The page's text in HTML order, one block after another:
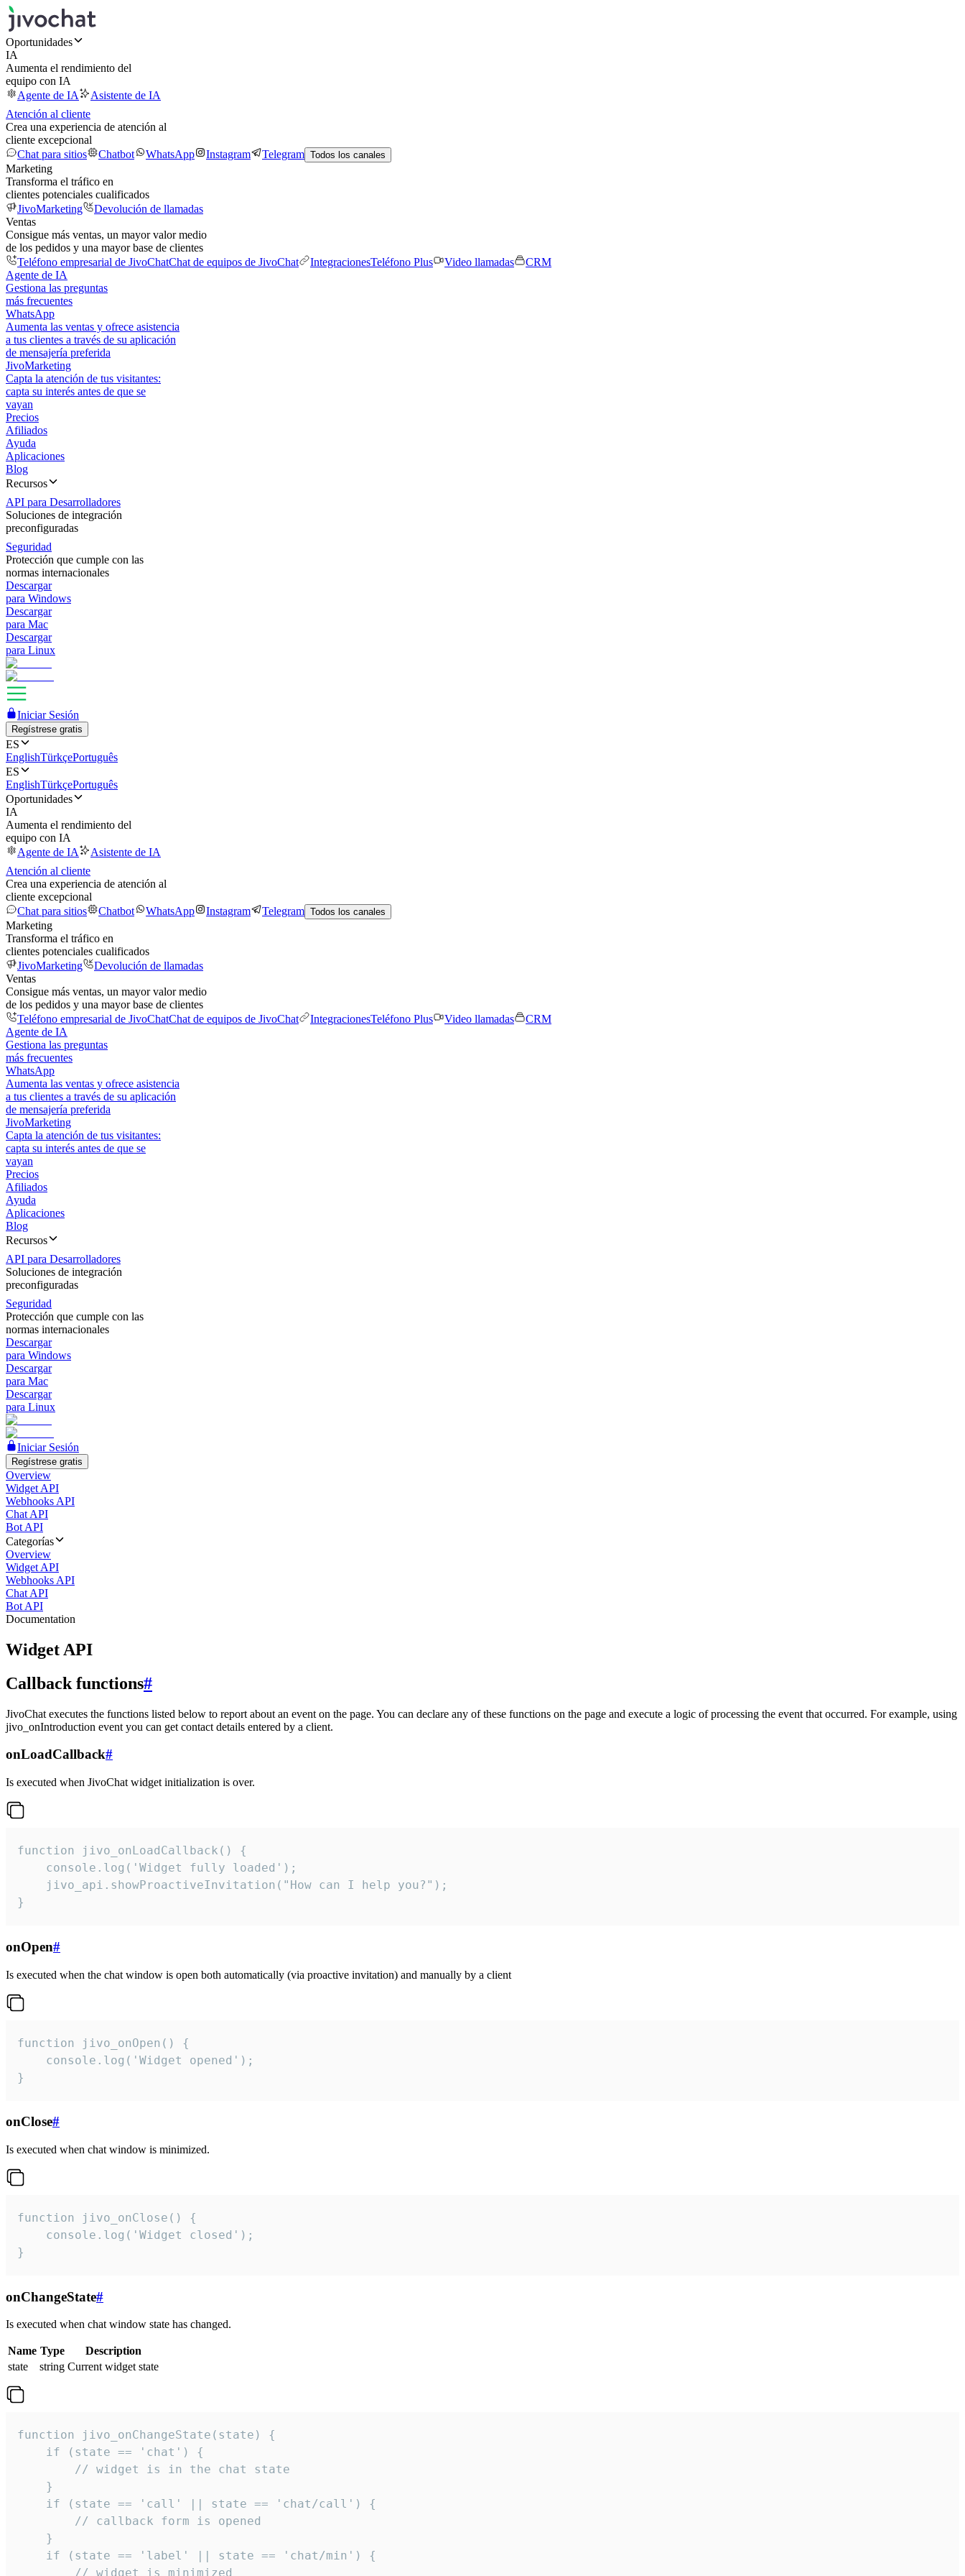
Oportunidades
IA
Aumenta el rendimiento del
equipo con IA
Agente de IA
Asistente de IA
Atención al cliente
Crea una experiencia de atención al
cliente excepcional
Chat para sitios
Chatbot WhatsApp Instagram Telegram Todos los canales
Marketing
Transforma el tráfico en
clientes potenciales cualificados
JivoMarketing
Devolución de llamadas
Ventas
Consigue más ventas, un mayor valor medio
de los pedidos y una mayor base de clientes
Teléfono empresarial de JivoChatChat de equipos de JivoChat IntegracionesTeléfono Plus Video llamadas
CRM
Agente de IA
Gestiona las preguntas
más frecuentes
WhatsApp
Aumenta las ventas y ofrece asistencia
a tus clientes a través de su aplicación
de mensajería preferida
JivoMarketing
Capta la atención de tus visitantes:
capta su interés antes de que se
vayan
Precios
Afiliados
Ayuda
Aplicaciones
Blog
Recursos
API para Desarrolladores
Soluciones de integración
preconfiguradas
Seguridad
Protección que cumple con las
normas internacionales
Descargar
para Windows
Descargar
para Mac
Descargar
para Linux
Iniciar Sesión
Regístrese gratis
ES
EnglishTürkçePortuguês
ES
EnglishTürkçePortuguês
Oportunidades
IA
Aumenta el rendimiento del
equipo con IA
Agente de IA
Asistente de IA
Atención al cliente
Crea una experiencia de atención al
cliente excepcional
Chat para sitios
Chatbot WhatsApp Instagram Telegram Todos los canales
Marketing
Transforma el tráfico en
clientes potenciales cualificados
JivoMarketing
Devolución de llamadas
Ventas
Consigue más ventas, un mayor valor medio
de los pedidos y una mayor base de clientes
Teléfono empresarial de JivoChatChat de equipos de JivoChat IntegracionesTeléfono Plus Video llamadas
CRM
Agente de IA
Gestiona las preguntas
más frecuentes
WhatsApp
Aumenta las ventas y ofrece asistencia
a tus clientes a través de su aplicación
de mensajería preferida
JivoMarketing
Capta la atención de tus visitantes:
capta su interés antes de que se
vayan
Precios
Afiliados
Ayuda
Aplicaciones
Blog
Recursos
API para Desarrolladores
Soluciones de integración
preconfiguradas
Seguridad
Protección que cumple con las
normas internacionales
Descargar
para Windows
Descargar
para Mac
Descargar
para Linux
Iniciar Sesión
Regístrese gratis
Overview
Widget API
Webhooks API
Chat API
Bot API
Categorías
Overview
Widget API
Webhooks API
Chat API
Bot API
Documentation
Widget API
Callback functions#
JivoChat executes the functions listed below to report about an event on the page. You can declare any of these functions on the page and execute a logic of processing the event that occurred. For example, using
jivo_onIntroduction event you can get contact details entered by a client.
onLoadCallback#
Is executed when JivoChat widget initialization is over.
function jivo_onLoadCallback() {
    console.log('Widget fully loaded');
    jivo_api.showProactiveInvitation("How can I help you?");
}
onOpen#
Is executed when the chat window is open both automatically (via proactive invitation) and manually by a client
function jivo_onOpen() {
    console.log('Widget opened');
}
onClose#
Is executed when chat window is minimized.
function jivo_onClose() {
    console.log('Widget closed');
}
onChangeState#
Is executed when chat window state has changed.
Name Type
Description
state
string Current widget state
function jivo_onChangeState(state) {
    if (state == 'chat') {
        // widget is in the chat state
    }
    if (state == 'call' || state == 'chat/call') {
        // callback form is opened
    }
    if (state == 'label' || state == 'chat/min') {
        // widget is minimized